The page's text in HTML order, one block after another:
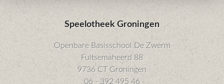
Speelotheek Groningen
Openbare Basisschool De Zwerm
Fultsemaheerd 88
9736 CT Groningen
06 - 392 495 46